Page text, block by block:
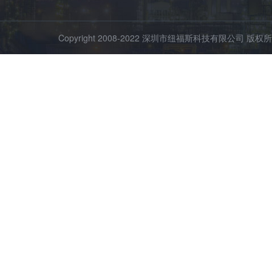
Copyright 2008-2022 深圳市纽福斯科技有限公司 版